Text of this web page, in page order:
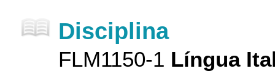
Disciplina
FLM1150-1 Língua